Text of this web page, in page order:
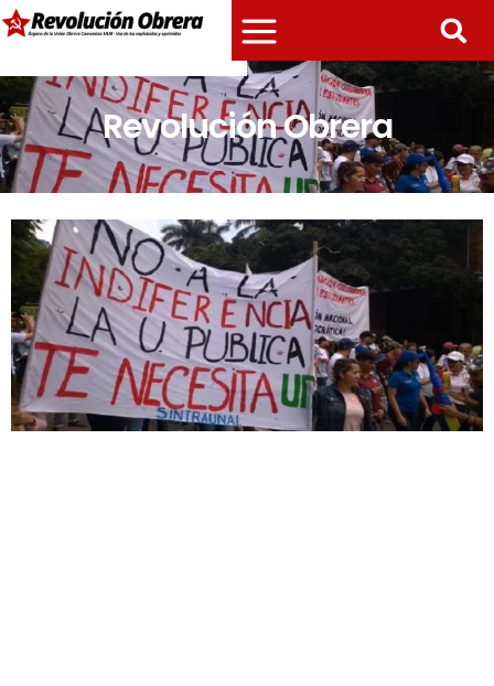
Revolución Obrera